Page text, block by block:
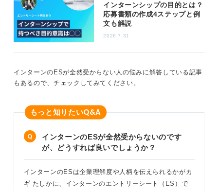
・その企業のインターンで何を知りたいのか
・そのインターンが今後の自分にどう活かせるのか
ホームページ（HP）などを参考に学ぶ姿勢をアピー
ESを書く際に重要なのは、受け身ではなく、主体的に学
びに行く姿勢を見せることです。
記事、社長メッセージ、採用ページの社員インタビュー
き合っているか」「自分が気になった点」などを一つで
も見つけて書くと、企業側も「ちゃんと調べているな」
自分から学びに行く姿勢を、ESに書くことを意識しまし
ょう。
インターンシップの目的とは？
応募書類の作成4ステップと例
文も解説
2026.7.31
インターンのESが全然受からない人の悩みに解答している記事
もあるので、チェックしてみてください。
もっと知りたいQ&A
インターンのESが全然受からないのです
が、どうすれば良いでしょうか？
インターンのESは企業理解度や人柄を伝えられるかがカ
ギ たしかに、インターンのエントリーシート（ES）で